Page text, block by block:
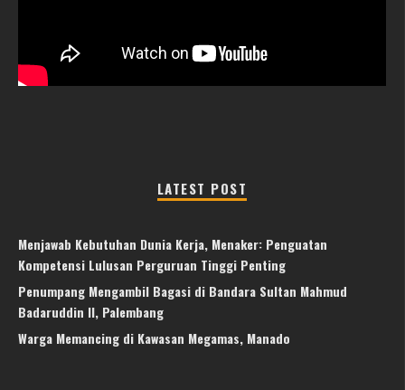
LATEST POST
Menjawab Kebutuhan Dunia Kerja, Menaker: Penguatan
Kompetensi Lulusan Perguruan Tinggi Penting
Penumpang Mengambil Bagasi di Bandara Sultan Mahmud
Badaruddin II, Palembang
Warga Memancing di Kawasan Megamas, Manado